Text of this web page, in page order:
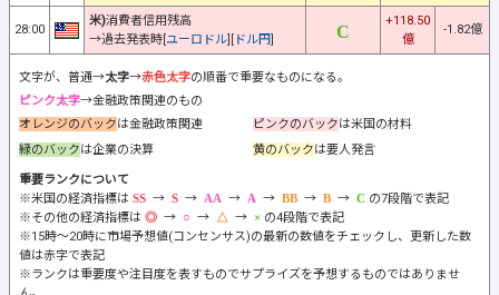
28:00
米)消費者信用残高
→過去発表時[ユーロドル][ ドル円]
+118.50
億
-1.82億
文字が、普通→太字→赤色太字の順番で重要なものになる。
ピンク太字→金融政策関連のもの
オレンジのバックは金融政策関連 ピンクのバックは米国の材料
緑のバックは企業の決算 黄のバックは要人発言
重要ランクについて
※米国の経済指標は
→ → → → → →
の7段階で表記
※その他の経済指標は
→ → →
の4段階で表記
※15時～20時に市場予想値(コンセンサス)の最新の数値をチェックし、更新した数
値は赤字で表記
※ランクは重要度や注目度を表すものでサプライズを予想するものではありませ